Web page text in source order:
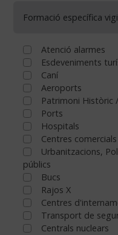
Formació específica
Atenció alarmes
Esdeveniments
Caní
Aeroports
Patrimoni Històric
Ports
Hospitals
Centres comercials
Urbanitzacions,
públics
Bucs
Rajos X
Centres
Transport de
Centrals nuclears